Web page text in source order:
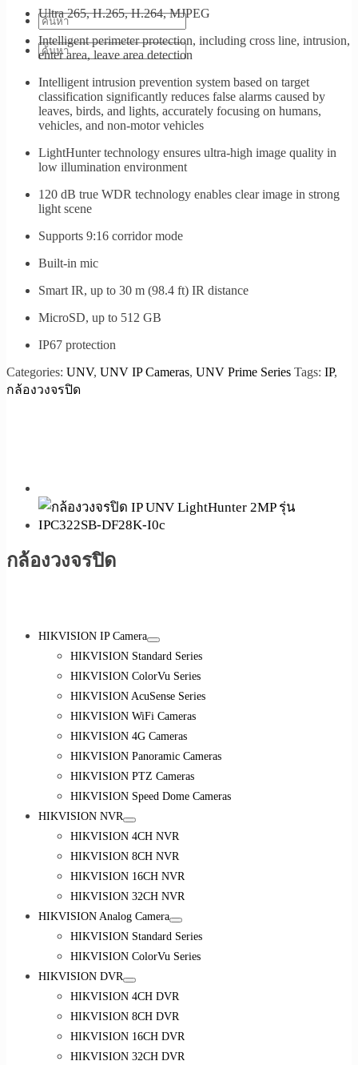
Ultra 265, H.265, H.264, MJPEG
Intelligent perimeter protection, including cross line, intrusion,
enter area, leave area detection
Intelligent intrusion prevention system based on target
classification significantly reduces false alarms caused by
leaves, birds, and lights, accurately focusing on humans,
vehicles, and non-motor vehicles
LightHunter technology ensures ultra-high image quality in
low illumination environment
120 dB true WDR technology enables clear image in strong
light scene
Supports 9:16 corridor mode
Built-in mic
Smart IR, up to 30 m (98.4 ft) IR distance
MicroSD, up to 512 GB
IP67 protection
Categories: UNV, UNV IP Cameras, UNV Prime Series Tags: IP,
กล้องวงจรปิด
กล้องวงจรปิด
HIKVISION IP Camera
HIKVISION Standard Series
HIKVISION ColorVu Series
HIKVISION AcuSense Series
HIKVISION WiFi Cameras
HIKVISION 4G Cameras
HIKVISION Panoramic Cameras
HIKVISION PTZ Cameras
HIKVISION Speed Dome Cameras
HIKVISION NVR
HIKVISION 4CH NVR
HIKVISION 8CH NVR
HIKVISION 16CH NVR
HIKVISION 32CH NVR
HIKVISION Analog Camera
HIKVISION Standard Series
HIKVISION ColorVu Series
HIKVISION DVR
HIKVISION 4CH DVR
HIKVISION 8CH DVR
HIKVISION 16CH DVR
HIKVISION 32CH DVR